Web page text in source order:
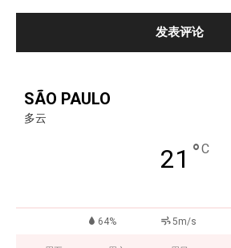
SÃO PAULO
多云
21 °C
64% 5m/s